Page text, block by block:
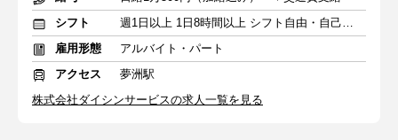
シフト
週1日以上 1日8時間以上 シフト自由・自己申告
雇用形態
アルバイト・パート
アクセス
夢洲駅
株式会社ダイシンサービスの求人一覧を見る